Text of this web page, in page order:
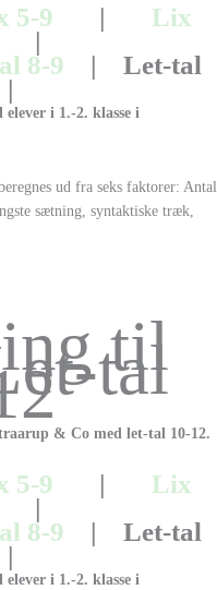
5-9 | Lix
|
8-9 | Let-tal
elever i 1.-2. klasse i
ud fra seks faktorer: Antal
sætning, syntaktiske træk,
til
tal
& Co med let-tal 10-12.
5-9 | Lix
|
8-9 | Let-tal
elever i 1.-2. klasse i